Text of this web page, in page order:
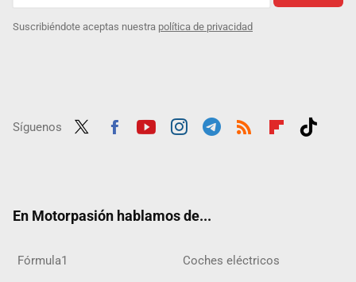
Suscribiéndote aceptas nuestra política de privacidad
Síguenos
En Motorpasión hablamos de...
Fórmula1 Coches eléctricos